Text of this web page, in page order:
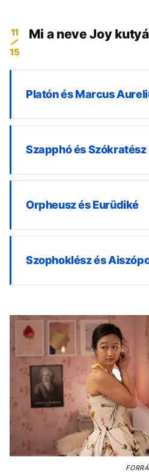
11
15
Mi a neve Joy
Platón és Marcus
Szapphó és Szókratész
Orpheusz és Eurüdiké
Szophoklész és